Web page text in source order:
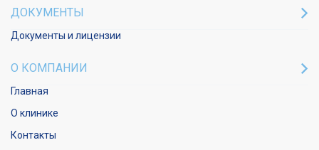
ДОКУМЕНТЫ
Документы и лицензии
О КОМПАНИИ
Главная
О клинике
Контакты